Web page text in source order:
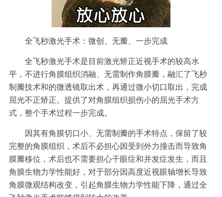
全飞秒激光手术：微创、无瓣、一步完成
全飞秒激光手术是目前激光矫正近视手术的较高水
平，不进行角膜组织消融、无需制作角膜瓣，融汇了飞秒
制瓣技术和的微透镜取出术，再通过微小切口取出，完成
屈光不正矫正。提供了对角膜组织损伤小的屈光手术方
式，整个手术过程一步完成。
因其有角膜切口小、无需制瓣的手术特点，保留了较
完整的角膜组织，术后不必担心因受到外力撞击而导致角
膜瓣移位，术后也不需要担心干眼症和并发症发生，而且
角膜生物力学性能好，对于部分因高度近视眼轴增长导致
角膜微观结构改变，引起角膜生物力学性能下降，通过全